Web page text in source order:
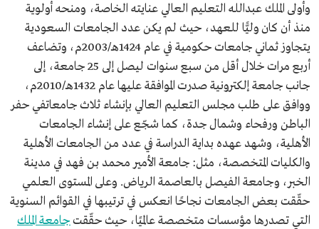
وأولى الملك عبدالله التعليم العالي عنايته الخاصة، ومنحه أولوية
منذ أن كان وليًّا للعهد، حيث لم يكن عدد الجامعات السعودية
يتجاوز ثماني جامعات حكومية في عام 1424هـ/2003م، وتضاعف
أربع مرات خلال أقل من سبع سنوات ليصل إلى 25 جامعة، إلى
جانب جامعة إلكترونية صدرت الموافقة عليها عام 1432هـ/2010م،
ووافق على طلب مجلس التعليم العالي بإنشاء ثلاث جامعاتفي حفر
الباطن ورفحاء وشمال جدة، كما شجّع على إنشاء الجامعات
الأهلية، وشهد عهده بداية الدراسة في عدد من الجامعات الأهلية
والكليات المتخصصة، مثل: جامعة الأمير محمد بن فهد في مدينة
الخبر، وجامعة الفيصل بالعاصمة الرياض. وعلى المستوى العلمي
حقّقت بعض الجامعات نجاحًا انعكس في ترتيبها في القوائم السنوية
التي تصدرها مؤسسات متخصصة عالميًا، حيث حقّقتجامعة الملك